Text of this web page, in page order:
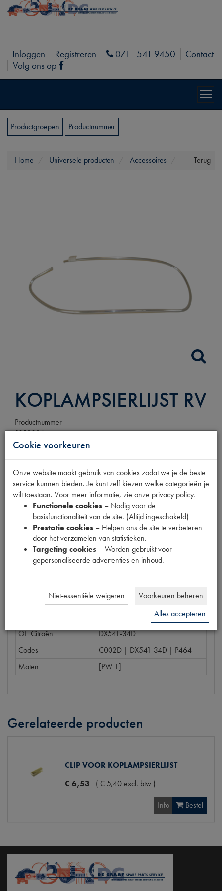
Inloggen Registreren Phone
071 - 541 9450
Contact
Volg ons op
Facebook
Productgroepen Productnummer
Terug
Home Universele producten Accessoires -
KOPLAMPSIERLIJST RV
Productnummer
1850006
€39,85 (€32,93excl. btw)
Bestel
Specificaties Omschrijving
Eigenschappen
Model Citroën
DS
OE Citroën
DX541-34D
Codes
C002D | DX541-34D | P464
Maten
[PW 1]
Gerelateerde producten
CLIP VOOR KOPLAMPSIERLIJST
€ 6,53 ( € 5,40excl. btw )
Info Bestel
Cookie voorkeuren
Onze website maakt gebruik van cookies zodat we je de beste
service kunnen bieden. Je kunt zelf kiezen welke categorieën je
wilt toestaan. Voor meer informatie, zie onze privacy policy.
Functionele cookies – Nodig voor de
basisfunctionaliteit van de site. (Altijd ingeschakeld)
Prestatie cookies – Helpen ons de site te verbeteren
door het verzamelen van statistieken.
Targeting cookies – Worden gebruikt voor
gepersonaliseerde advertenties en inhoud.
Niet-essentiële weigeren
Voorkeuren beheren
Alles accepteren